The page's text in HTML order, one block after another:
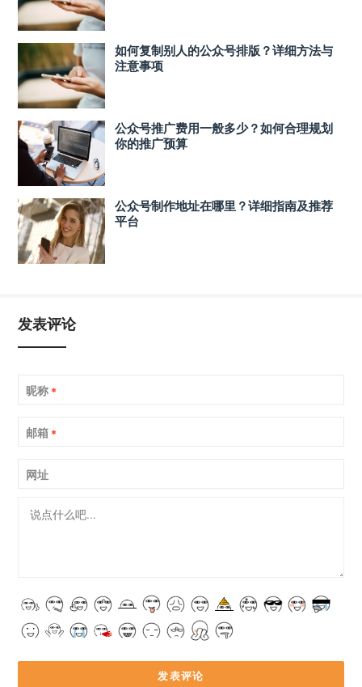
如何复制别人的公众号排版？详细方法与
注意事项
公众号推广费用一般多少？如何合理规划
你的推广预算
公众号制作地址在哪里？详细指南及推荐
平台
发表评论
昵称 *
邮箱 *
网址